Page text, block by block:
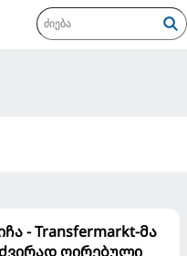
- Transfermarkt-მა
ღირებული